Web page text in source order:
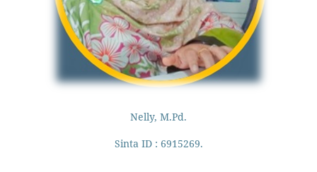
Nelly, M.Pd.
Sinta ID : 6915269.